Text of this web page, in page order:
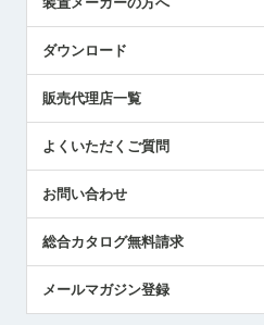
採用情報
国/地域/言語
エアマイクロセンサ製品
メトロールの技術
社員ブログ
中小企業のBCP地震対策
センサのテクニカルガイド
社長ブログ
ダウンロード
販売代理店一覧
よくいただくご質問
お問い合わせ
総合カタログ無料請求
メールマガジン登録